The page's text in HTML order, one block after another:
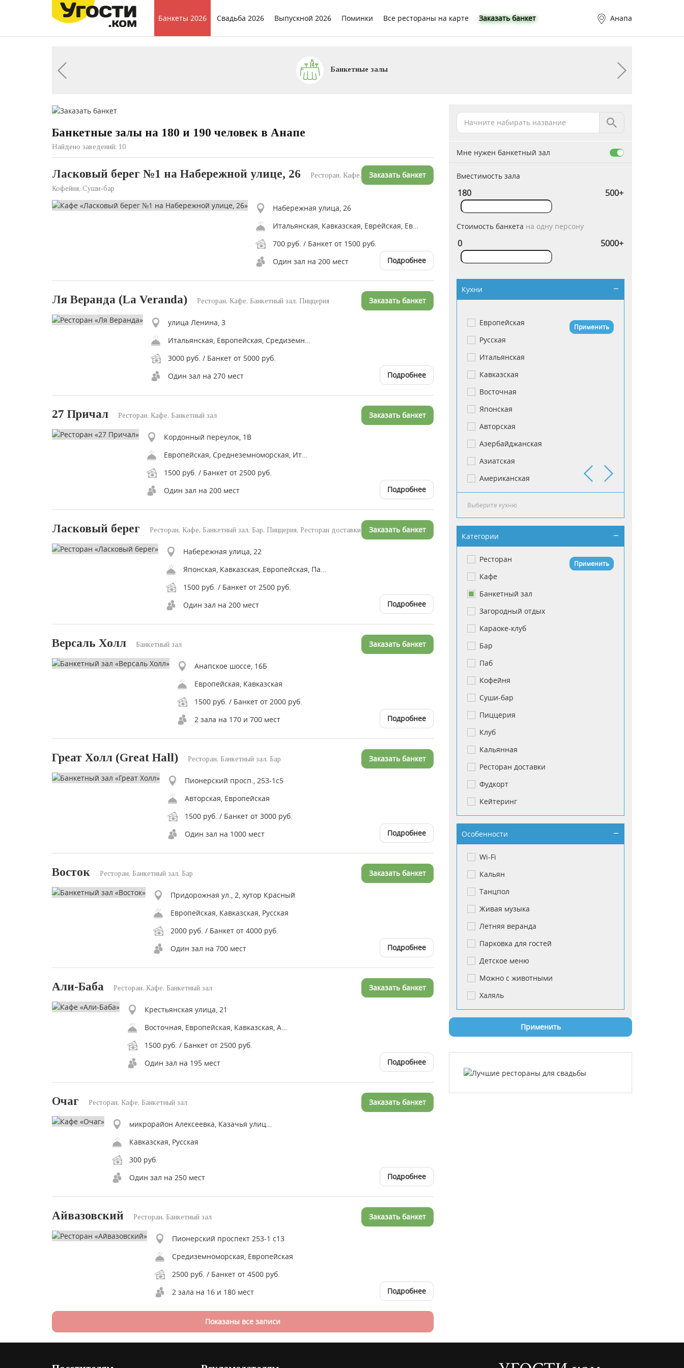
Банкеты 2026 Свадьба 2026 Выпускной 2026 Поминки Все рестораны на карте Заказать банкет Анапа
Банкетные залы
Банкетные залы на 180 и 190 человек в Анапе
Найдено заведений: 10
Ласковый берег №1 на Набережной улице, 26
Ресторан, Кафе, Банкетный зал,
Кофейня, Суши-бар
Набережная улица, 26
700 руб. / Банкет от 1500 руб.
Один зал на 200 мест
Подробнее
Заказать банкет
Ля Веранда (La Veranda) Ресторан, Кафе, Банкетный зал, Пиццерия
улица Ленина, 3
3000 руб. / Банкет от 5000 руб.
Один зал на 270 мест
Подробнее
Заказать банкет
27 Причал Ресторан, Кафе, Банкетный зал
Кордонный переулок, 1В
1500 руб. / Банкет от 2500 руб.
Один зал на 200 мест
Подробнее
Заказать банкет
Ласковый берег Ресторан, Кафе, Банкетный зал, Бар, Пиццерия, Ресторан доставки
Набережная улица, 22
1500 руб. / Банкет от 2500 руб.
Один зал на 200 мест
Подробнее
Заказать банкет
Версаль Холл Банкетный зал
Анапское шоссе, 16Б
Европейская, Кавказская
1500 руб. / Банкет от 2000 руб.
2 зала на 170 и 700 мест
Подробнее
Заказать банкет
Греат Холл (Great Hall) Ресторан, Банкетный зал, Бар
Пионерский просп., 253-1с5
Авторская, Европейская
1500 руб. / Банкет от 3000 руб.
Один зал на 1000 мест
Подробнее
Заказать банкет
Восток Ресторан, Банкетный зал, Бар
Придорожная ул., 2, хутор Красный
Европейская, Кавказская, Русская
2000 руб. / Банкет от 4000 руб.
Один зал на 700 мест
Подробнее
Заказать банкет
Али-Баба Ресторан, Кафе, Банкетный зал
Крестьянская улица, 21
1500 руб. / Банкет от 2500 руб.
Один зал на 195 мест
Подробнее
Заказать банкет
Очаг Ресторан, Кафе, Банкетный зал
Кавказская, Русская
300 руб.
Один зал на 250 мест
Подробнее
Заказать банкет
Айвазовский Ресторан, Банкетный зал
Пионерский проспект 253-1 с13
Средиземноморская, Европейская
2500 руб. / Банкет от 4500 руб.
2 зала на 16 и 180 мест
Подробнее
Заказать банкет
Показаны все записи
Мне нужен банкетный зал
Вместимость зала
Стоимость банкета на одну персону
Кухни
Европейская
Русская
Итальянская
Кавказская
Восточная
Японская
Авторская
Азербайджанская
Азиатская
Американская
Применить
Категории
Ресторан
Кафе
Банкетный зал
Загородный отдых
Караоке-клуб
Бар
Паб
Кофейня
Суши-бар
Пиццерия
Клуб
Кальянная
Ресторан доставки
Фудкорт
Кейтеринг
Применить
Особенности
Wi-Fi
Кальян
Танцпол
Живая музыка
Летняя веранда
Парковка для гостей
Детское меню
Можно с животными
Халяль
Применить